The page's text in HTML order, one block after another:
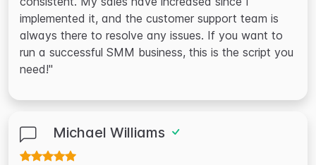
implemented it, and the customer support team is
always there to resolve any issues. If you want to
run a successful SMM business, this is the script you
need!"
Michael Williams